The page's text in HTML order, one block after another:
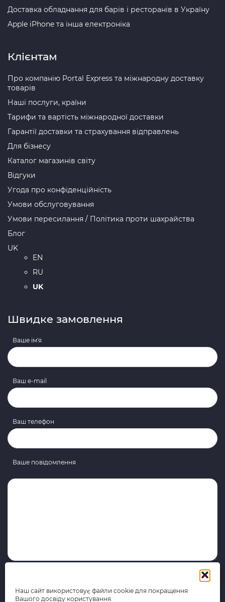
Наш сайт використовує файли cookie для покращення
Вашого досвіду користування.
Доставка обладнання для барів і ресторанів в Україну
Apple iPhone та інша електроніка
Клієнтам
Про компанію Portal Express та міжнародну доставку
товарів
Наші послуги, країни
Тарифи та вартість міжнародної доставки
Гарантії доставки та страхування відправлень
Для бізнесу
Каталог магазинів світу
Відгуки
Угода про конфіденційність
Умови обслуговування
Умови пересилання / Політика проти шахрайства
Блог
UK
EN
RU
UK
Швидке замовлення
Ваше ім'я
Ваш e-mail
Ваш телефон
Ваше повідомлення